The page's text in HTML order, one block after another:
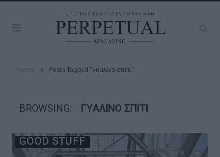
» Posts Tagged "γυαλινο σπιτι"
BROWSING: ΓΥΑΛΙΝΟ ΣΠΙΤΙ
GOOD STUFF